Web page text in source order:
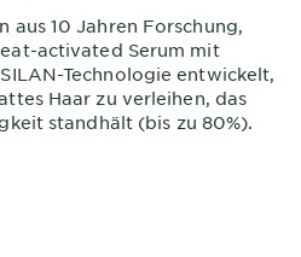
aus 10 Jahren Forschung,
activated Serum mit
Technologie entwickelt,
Haar zu verleihen, das
standhält (bis zu 80%).